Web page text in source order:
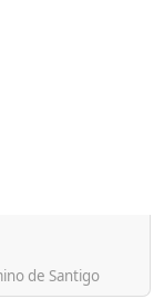
de Santigo